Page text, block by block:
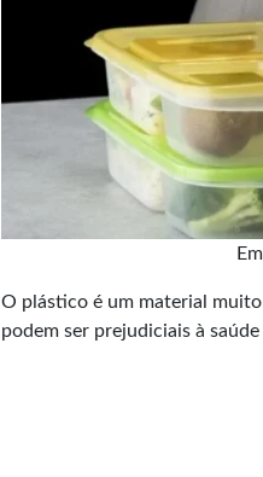
O plástico é um material
podem ser prejudiciais à